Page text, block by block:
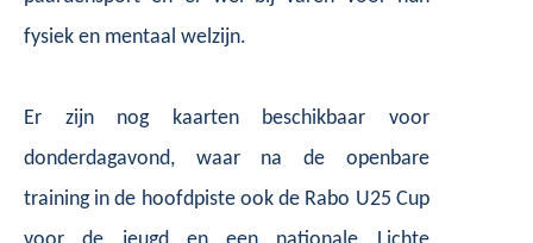
fysiek en mentaal welzijn.
Er zijn nog kaarten beschikbaar voor
donderdagavond, waar na de openbare
training in de hoofdpiste ook de Rabo U25 Cup